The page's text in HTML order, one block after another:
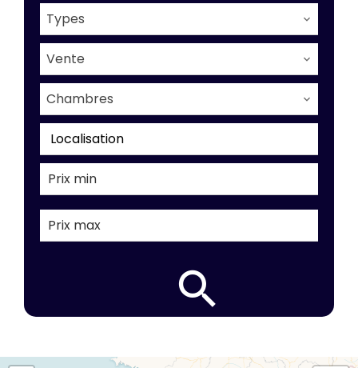
Types
Vente
Chambres
Localisation